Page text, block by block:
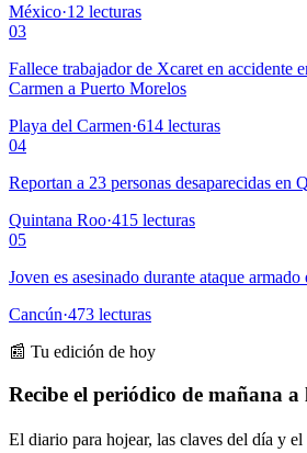
México·12 lecturas
03
Fallece trabajador de Xcaret en accidente
Carmen a Puerto Morelos
Playa del Carmen·614 lecturas
04
Reportan a 23 personas desaparecidas en
Quintana Roo·415 lecturas
05
Joven es asesinado durante ataque armado
Cancún·473 lecturas
📰 Tu edición de hoy
Recibe el periódico de mañana a
El diario para hojear, las claves del día y